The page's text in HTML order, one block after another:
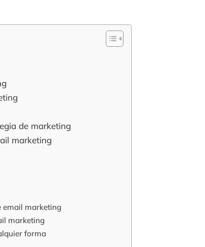
de marketing
marketing
email marketing
marketing
forma